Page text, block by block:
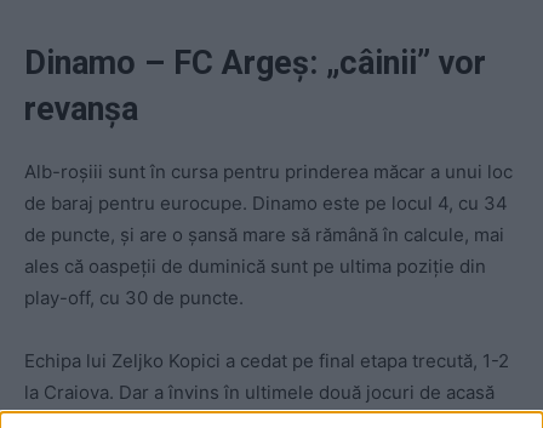
Dinamo – FC Argeș: „câinii” vor
revanșa
Alb-roșiii sunt în cursa pentru prinderea măcar a unui loc
de baraj pentru eurocupe. Dinamo este pe locul 4, cu 34
de puncte, și are o șansă mare să rămână în calcule, mai
ales că oaspeții de duminică sunt pe ultima poziție din
play-off, cu 30 de puncte.
Echipa lui Zeljko Kopici a cedat pe final etapa trecută, 1-2
la Craiova. Dar a învins în ultimele două jocuri de acasă